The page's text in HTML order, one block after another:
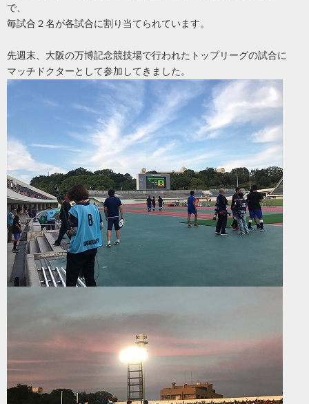
で、
毎試合２名が各試合に割り当てられています。
先週末、大阪の万博記念競技場で行われたトップリーグの試合に
マッチドクターとして参加してきました。